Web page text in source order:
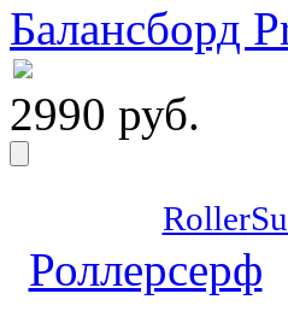
Балансборд
2990 руб.
Роллерсерф